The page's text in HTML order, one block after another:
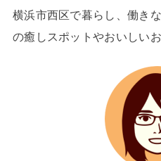
横浜市西区で暮らし、働き
の癒しスポットやおいしい